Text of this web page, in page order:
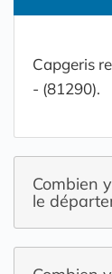
Capgeris
- (81290).
Combien
le